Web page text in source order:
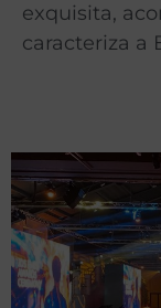
exquisita,
caracteriza a